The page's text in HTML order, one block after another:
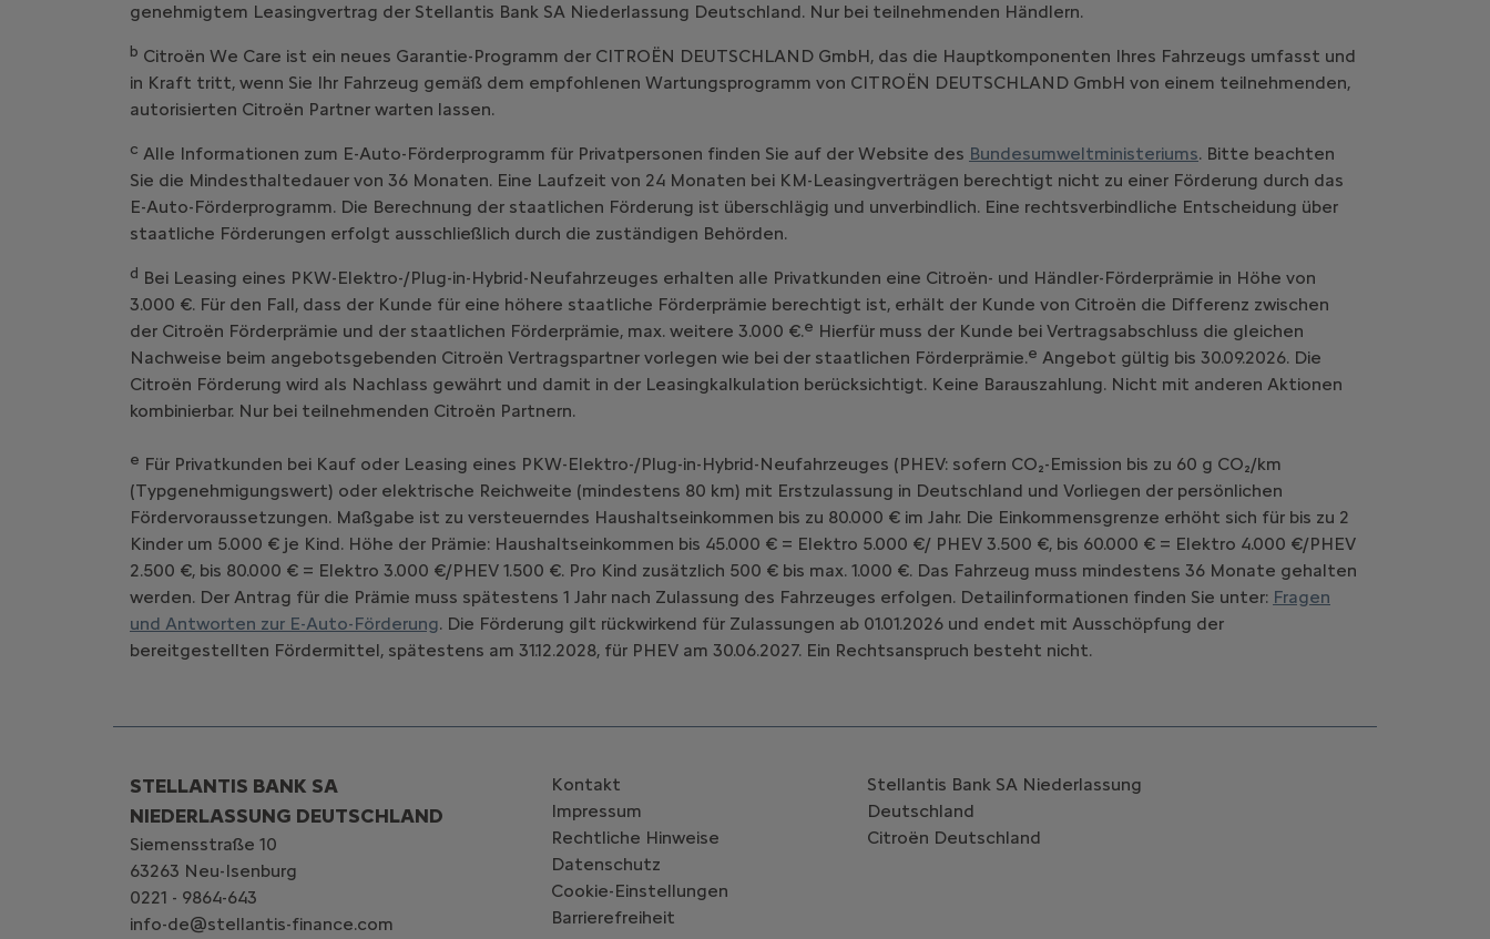
genehmigtem Leasingvertrag der Stellantis Bank SA Niederlassung Deutschland. Nur bei teilnehmenden Händlern.
b Citroën We Care ist ein neues Garantie-Programm der CITROËN DEUTSCHLAND GmbH, das die Hauptkomponenten Ihres Fahrzeugs umfasst und
in Kraft tritt, wenn Sie Ihr Fahrzeug gemäß dem empfohlenen Wartungsprogramm von CITROËN DEUTSCHLAND GmbH von einem teilnehmenden,
autorisierten Citroën Partner warten lassen.
c Alle Informationen zum E-Auto-Förderprogramm für Privatpersonen finden Sie auf der Website des Bundesumweltministeriums. Bitte beachten
Sie die Mindesthaltedauer von 36 Monaten. Eine Laufzeit von 24 Monaten bei KM-Leasingverträgen berechtigt nicht zu einer Förderung durch das
E-Auto-Förderprogramm. Die Berechnung der staatlichen Förderung ist überschlägig und unverbindlich. Eine rechtsverbindliche Entscheidung über
staatliche Förderungen erfolgt ausschließlich durch die zuständigen Behörden.
d Bei Leasing eines PKW-Elektro-/Plug-in-Hybrid-Neufahrzeuges erhalten alle Privatkunden eine Citroën- und Händler-Förderprämie in Höhe von
3.000 €. Für den Fall, dass der Kunde für eine höhere staatliche Förderprämie berechtigt ist, erhält der Kunde von Citroën die Differenz zwischen
der Citroën Förderprämie und der staatlichen Förderprämie, max. weitere 3.000 €.e Hierfür muss der Kunde bei Vertragsabschluss die gleichen
Nachweise beim angebotsgebenden Citroën Vertragspartner vorlegen wie bei der staatlichen Förderprämie.e Angebot gültig bis 30.09.2026. Die
Citroën Förderung wird als Nachlass gewährt und damit in der Leasingkalkulation berücksichtigt. Keine Barauszahlung. Nicht mit anderen Aktionen
kombinierbar. Nur bei teilnehmenden Citroën Partnern.
e Für Privatkunden bei Kauf oder Leasing eines PKW-Elektro-/Plug-in-Hybrid-Neufahrzeuges (PHEV: sofern CO₂-Emission bis zu 60 g CO₂/km
(Typgenehmigungswert) oder elektrische Reichweite (mindestens 80 km) mit Erstzulassung in Deutschland und Vorliegen der persönlichen
Fördervoraussetzungen. Maßgabe ist zu versteuerndes Haushaltseinkommen bis zu 80.000 € im Jahr. Die Einkommensgrenze erhöht sich für bis zu 2
Kinder um 5.000 € je Kind. Höhe der Prämie: Haushaltseinkommen bis 45.000 € = Elektro 5.000 €/ PHEV 3.500 €, bis 60.000 € = Elektro 4.000 €/PHEV
2.500 €, bis 80.000 € = Elektro 3.000 €/PHEV 1.500 €. Pro Kind zusätzlich 500 € bis max. 1.000 €. Das Fahrzeug muss mindestens 36 Monate gehalten
werden. Der Antrag für die Prämie muss spätestens 1 Jahr nach Zulassung des Fahrzeuges erfolgen. Detailinformationen finden Sie unter: Fragen
und Antworten zur E-Auto-Förderung. Die Förderung gilt rückwirkend für Zulassungen ab 01.01.2026 und endet mit Ausschöpfung der
bereitgestellten Fördermittel, spätestens am 31.12.2028, für PHEV am 30.06.2027. Ein Rechtsanspruch besteht nicht.
STELLANTIS BANK SA
NIEDERLASSUNG DEUTSCHLAND
Siemensstraße 10
63263 Neu-Isenburg
0221 - 9864-643
info-de@stellantis-finance.com
Kontakt
Impressum
Rechtliche Hinweise
Datenschutz
Cookie-Einstellungen
Barrierefreiheit
Stellantis Bank SA Niederlassung
Deutschland
Citroën‎ Deutschland